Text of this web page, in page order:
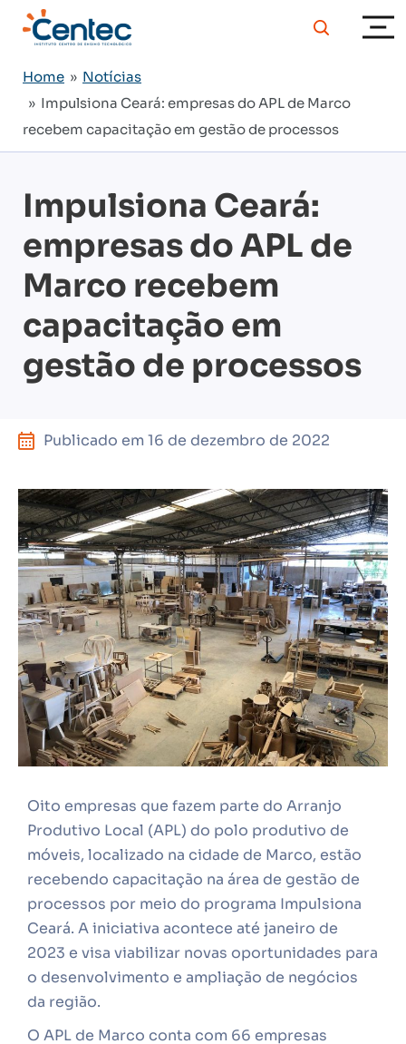
Home » Notícias
» Impulsiona Ceará: empresas do APL de Marco
recebem capacitação em gestão de processos
Impulsiona Ceará:
empresas do APL de
Marco recebem
capacitação em
gestão de processos
Publicado em 16 de dezembro de 2022
Oito empresas que fazem parte do Arranjo
Produtivo Local (APL) do polo produtivo de
móveis, localizado na cidade de Marco, estão
recebendo capacitação na área de gestão de
processos por meio do programa Impulsiona
Ceará. A iniciativa acontece até janeiro de
2023 e visa viabilizar novas oportunidades para
o desenvolvimento e ampliação de negócios
da região.
O APL de Marco conta com 66 empresas